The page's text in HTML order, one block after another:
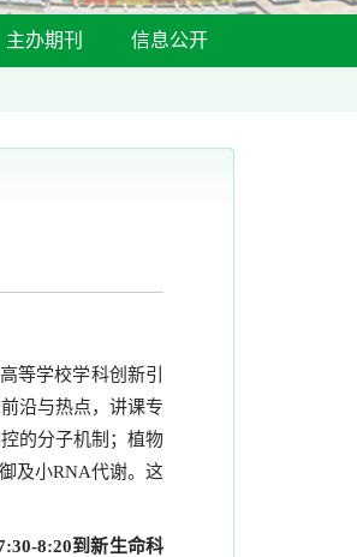
主办期刊 信息公开
等学校学科创新引
沿与热点，讲课专
的分子机制；植物
及小RNA代谢。这
8:20到新生命科